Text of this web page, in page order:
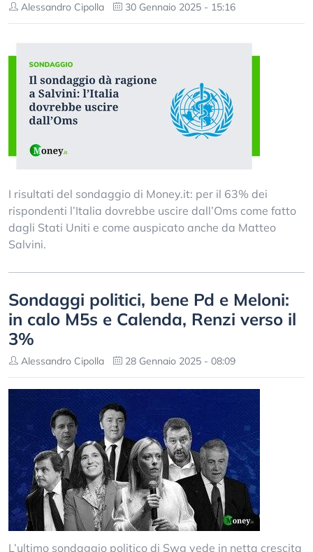
Alessandro Cipolla 30 Gennaio 2025 - 15:16
I risultati del sondaggio di Money.it: per il 63% dei
rispondenti l’Italia dovrebbe uscire dall’Oms come fatto
dagli Stati Uniti e come auspicato anche da Matteo
Salvini.
Sondaggi politici, bene Pd e Meloni:
in calo M5s e Calenda, Renzi verso il
3%
Alessandro Cipolla 28 Gennaio 2025 - 08:09
L’ultimo sondaggio politico di Swg vede in netta crescita